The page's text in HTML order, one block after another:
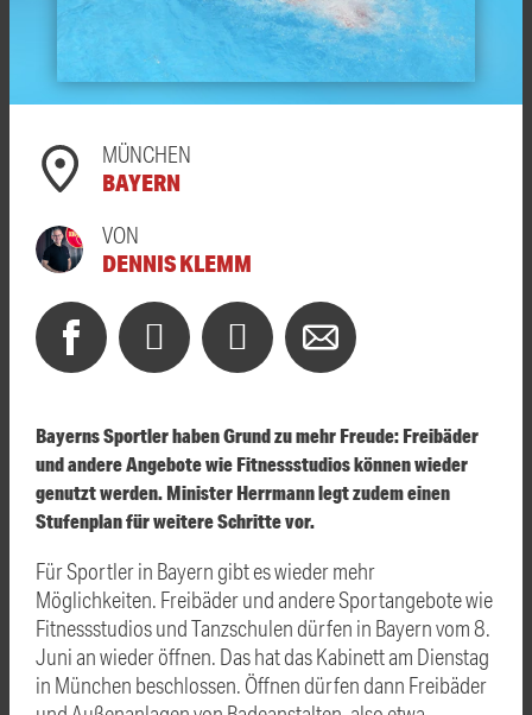
MÜNCHEN
BAYERN
VON
DENNIS KLEMM
Bayerns Sportler haben Grund zu mehr Freude: Freibäder
und andere Angebote wie Fitnessstudios können wieder
genutzt werden. Minister Herrmann legt zudem einen
Stufenplan für weitere Schritte vor.
Für Sportler in Bayern gibt es wieder mehr
Möglichkeiten. Freibäder und andere Sportangebote wie
Fitnessstudios und Tanzschulen dürfen in Bayern vom 8.
Juni an wieder öffnen. Das hat das Kabinett am Dienstag
in München beschlossen. Öffnen dürfen dann Freibäder